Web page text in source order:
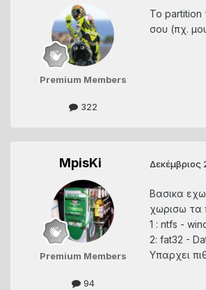
Premium Members
322
To partition
σου (πχ.
MpisKi
Premium Members
94
Δεκέμβριος
Βασικα
χωρισω τα
1 : ntfs -
2: fat32 -
Υπαρχει